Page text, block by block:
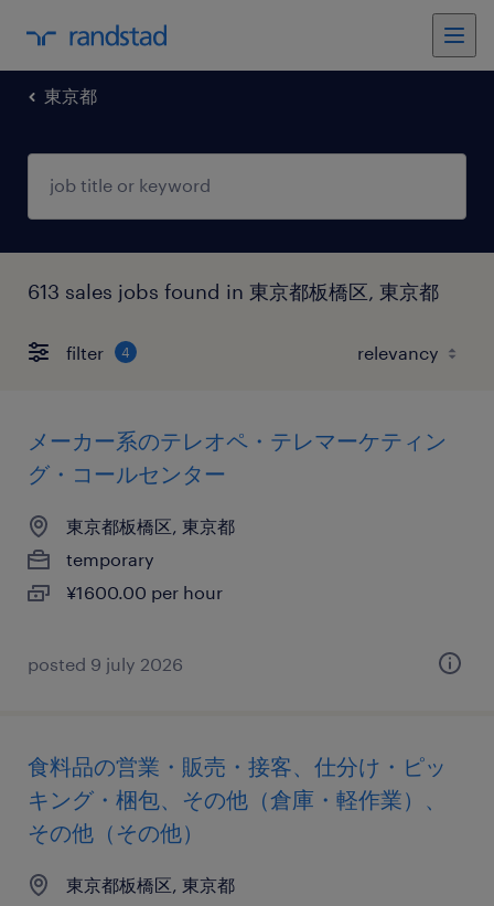
東京都
613 sales jobs found in 東京都板橋区, 東京都
filter 4
メーカー系のテレオペ・テレマーケティン
グ・コールセンター
東京都板橋区, 東京都
temporary
¥1600.00 per hour
posted 9 july 2026
食料品の営業・販売・接客、仕分け・ピッ
キング・梱包、その他（倉庫・軽作業）、
その他（その他）
東京都板橋区, 東京都